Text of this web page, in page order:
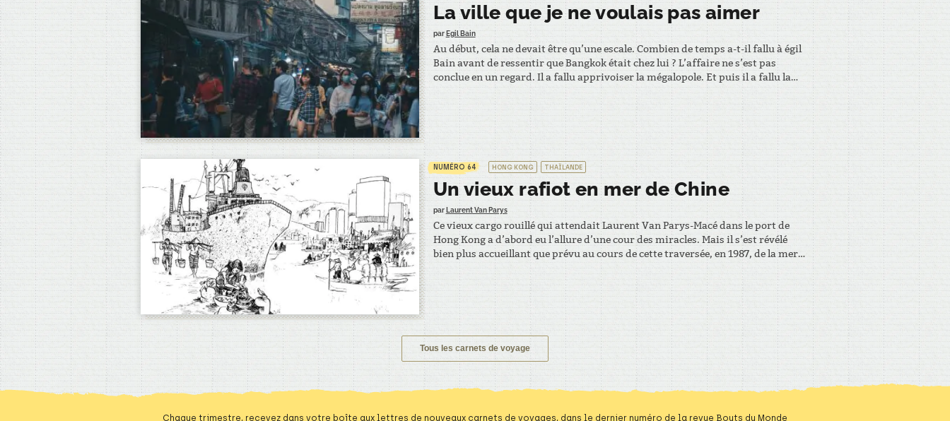
La ville que je ne voulais pas aimer
par Egil Bain
Au début, cela ne devait être qu’une escale. Combien de temps a-t-il fallu à égil
Bain avant de ressentir que Bangkok était chez lui ? L’affaire ne s’est pas
conclue en un regard. Il a fallu apprivoiser la mégalopole. Et puis il a fallu la
rencontrer. Elle est partie. Il est resté. Dix ans. –…
NUMÉRO 64 HONG KONG THAÏLANDE
Un vieux rafiot en mer de Chine
par Laurent Van Parys
Ce vieux cargo rouillé qui attendait Laurent Van Parys-Macé dans le port de
Hong Kong a d’abord eu l’allure d’une cour des miracles. Mais il s’est révélé
bien plus accueillant que prévu au cours de cette traversée, en 1987, de la mer
de Chine à destination de Bangkok. À part pour les boat-people… – EXTRAIT…
Tous les carnets de voyage
Chaque trimestre, recevez dans votre boîte aux lettres de nouveaux carnets de voyages, dans le dernier numéro de la revue Bouts du Monde